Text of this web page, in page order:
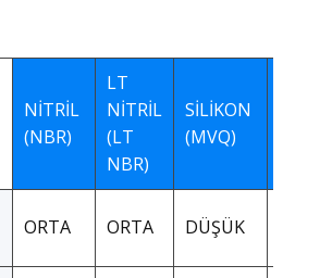
NİTRİL
(NBR)
LT
NİTRİL
(LT
NBR)
SİLİKON
(MVQ)
ORTA ORTA DÜŞÜK